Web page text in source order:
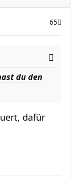
65
du den
dafür